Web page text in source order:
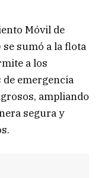
Móvil de
sumó a la flota
a los
emergencia
ampliando
segura y